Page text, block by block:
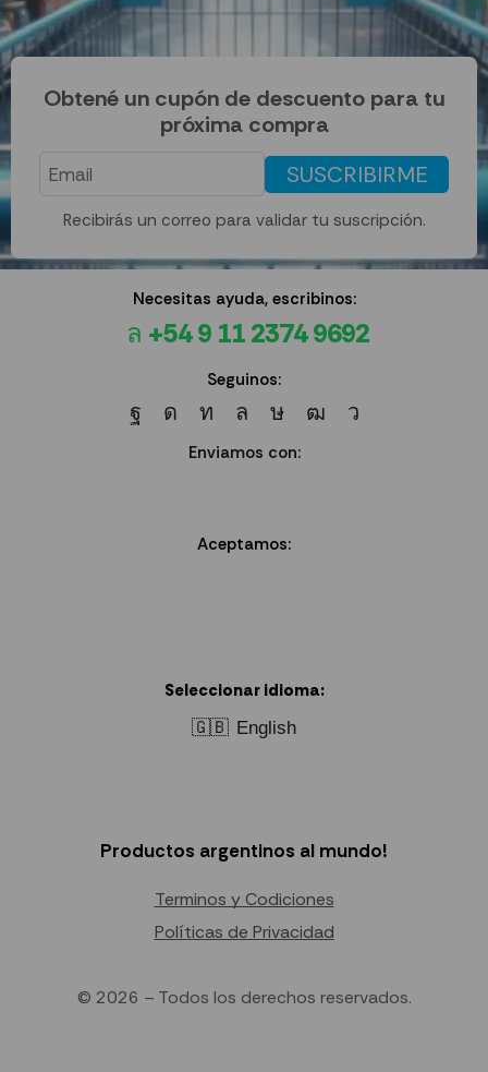
Obtené un cupón de descuento para tu
próxima compra
SUSCRIBIRME
Recibirás un correo para validar tu suscripción.
Necesitas ayuda, escribinos:
+54 9 11 2374 9692
Seguinos:
Enviamos con:
Aceptamos:
Seleccionar idioma:
🇬🇧 English
Productos argentinos al mundo!
Terminos y Codiciones
Políticas de Privacidad
© 2026 – Todos los derechos reservados.